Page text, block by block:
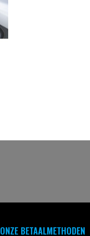
ONZE BETAALMETHODEN